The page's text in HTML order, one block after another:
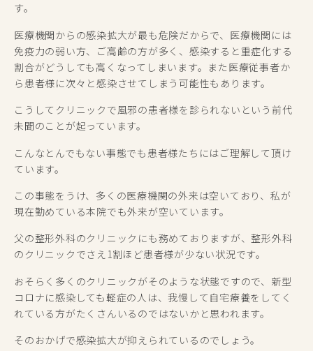
す。
医療機関からの感染拡大が最も危険だからで、医療機関には
免疫力の弱い方、ご高齢の方が多く、感染すると重症化する
割合がどうしても高くなってしまいます。また医療従事者か
ら患者様に次々と感染させてしまう可能性もあります。
こうしてクリニックで風邪の患者様を診られないという前代
未聞のことが起っています。
こんなとんでもない事態でも患者様たちにはご理解して頂け
ています。
この事態をうけ、多くの医療機関の外来は空いており、私が
現在勤めている本院でも外来が空いています。
父の整形外科のクリニックにも務めておりますが、整形外科
のクリニックでさえ1割ほど患者様が少ない状況です。
おそらく多くのクリニックがそのような状態ですので、新型
コロナに感染しても軽症の人は、我慢して自宅療養をしてく
れている方がたくさんいるのではないかと思われます。
そのおかげで感染拡大が抑えられているのでしょう。